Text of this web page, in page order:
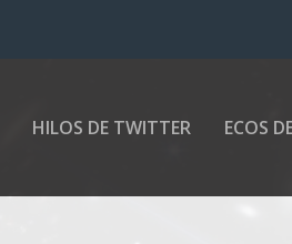
HILOS DE TWITTER ECOS